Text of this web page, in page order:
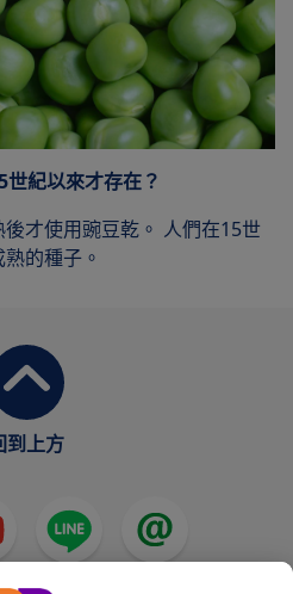
紀以來才存在？
才使用豌豆乾。 人們在15世
的種子。
到上方